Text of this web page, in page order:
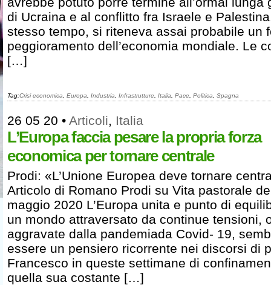
di Ucraina e al conflitto fra Israele e
stesso tempo, si riteneva assai probabile un
peggioramento dell’economia mondiale. Le
[…]
Tag:Crisi economica Europa Industria Infrastrutture Italia Pace Politica Spagna
26 05 20 • Articoli, Italia
L’Europa faccia pesare la propria forza
economica per tornare centrale
Prodi: «L’Unione Europea deve tornare
Articolo di Romano Prodi su Vita pastorale
maggio 2020 L’Europa unita e punto di
un mondo attraversato da continue tensioni,
aggravate dalla pandemiada Covid- 19,
essere un pensiero ricorrente nei discorsi di
Francesco in queste settimane di
quella sua costante […]